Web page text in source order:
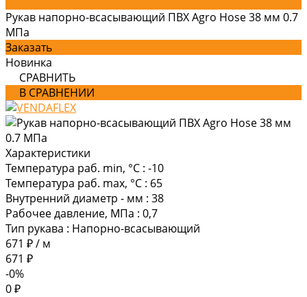
Рукав напорно-всасывающий ПВХ Agro Hose 38 мм 0.7
МПа
Заказать
Новинка
СРАВНИТЬ
В СРАВНЕНИИ
Характеристики
Температура раб. min, °C : -10
Температура раб. max, °C : 65
Внутренний диаметр - мм : 38
Рабочее давление, МПа : 0,7
Тип рукава : Напорно-всасывающий
671 ₽/ м
671 ₽
-0%
0 ₽